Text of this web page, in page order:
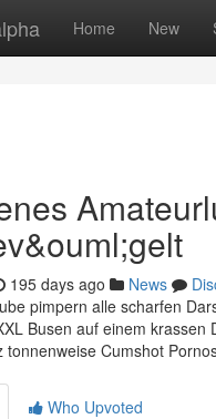
Home New
195 days ago News
pimpern alle scharfen
Busen auf einem
tonnenweise Cumshot
Who Upvoted